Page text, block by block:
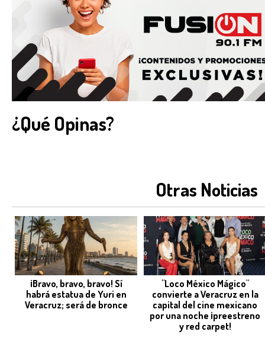
¿Qué Opinas?
Otras Noticias
¡Bravo, bravo, bravo! Sí
habrá estatua de Yuri en
Veracruz; será de bronce
"Loco México Mágico"
convierte a Veracruz en la
capital del cine mexicano
por una noche ¡preestreno
y red carpet!